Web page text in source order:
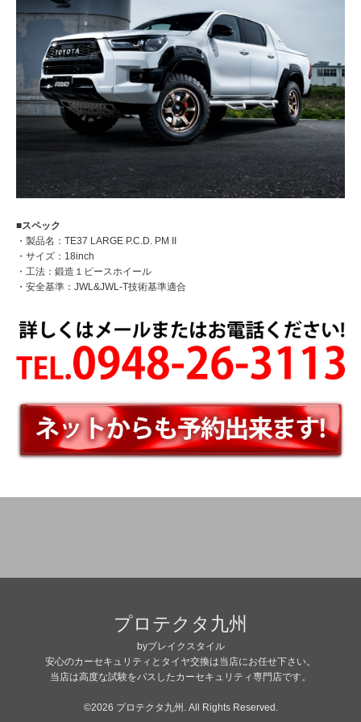
■スペック
・製品名：TE37 LARGE P.C.D. PM II
・サイズ：18inch
・工法：鍛造１ピースホイール
・安全基準：JWL&JWL-T技術基準適合
プロテクタ九州
byブレイクスタイル
安心のカーセキュリティとタイヤ交換は当店にお任せ下さい。
当店は高度な試験をパスしたカーセキュリティ専門店です。
©2026 プロテクタ九州 . All Rights Reserved.